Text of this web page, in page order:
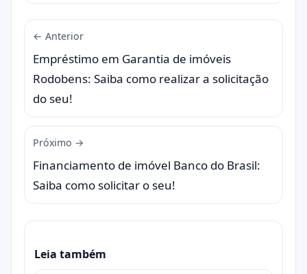
← Anterior
Empréstimo em Garantia de imóveis
Rodobens: Saiba como realizar a solicitação
do seu!
Próximo →
Financiamento de imóvel Banco do Brasil:
Saiba como solicitar o seu!
Leia também